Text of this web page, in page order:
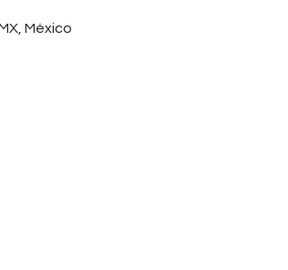
México